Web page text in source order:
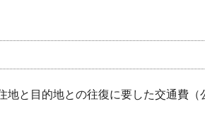
地と目的地との往復に要した交通費